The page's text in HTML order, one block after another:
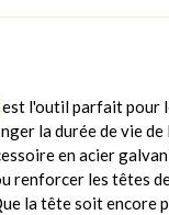
est l'outil parfait pour
la durée de vie de
en acier
renforcer les têtes
la tête soit encore